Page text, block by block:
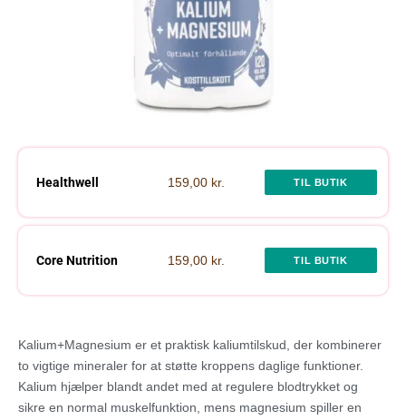
Healthwell 159,00 kr. TIL BUTIK
Core Nutrition 159,00 kr. TIL BUTIK
Kalium+Magnesium er et praktisk kaliumtilskud, der kombinerer
to vigtige mineraler for at støtte kroppens daglige funktioner.
Kalium hjælper blandt andet med at regulere blodtrykket og
sikre en normal muskelfunktion, mens magnesium spiller en